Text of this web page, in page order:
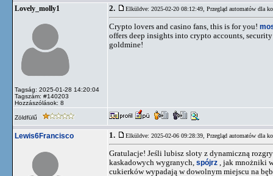
Lovely_molly1
Tagság: 2025-01-28 14:20:04
Tagszám: #140203
Hozzászólások: 8
2. Elküldve: 2025-02-20 08:12:49, Przegląd automatów dla
Crypto lovers and casino fans, this is for you!
offers deep insights into crypto accounts,
goldmine!
Zöldfülű
Lewis6Francisco 1. Elküldve: 2025-02-06 09:28:39, Przegląd automatów dla
Gratulacje! Jeśli lubisz sloty z dynamiczną
kaskadowych wygranych, spójrz , jak mnożniki
cukierków wypadają w dowolnym miejscu na